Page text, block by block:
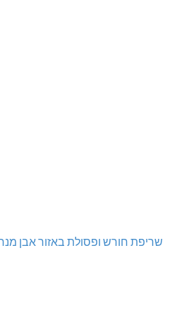
שריפת חורש ופסולת באזור אבן